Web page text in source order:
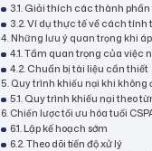
3.1. Giải thích các thành
3.2. Ví dụ thực tế về cách tính
4. Những lưu ý quan trọng khi
4.1. Tầm quan trọng của việc
4.2. Chuẩn bị tài liệu cần thiết
5. Quy trình khiếu nại khi không
5.1. Quy trình khiếu nại theo
6. Chiến lược tối ưu hóa tuổi
6.1. Lập kế hoạch sớm
6.2. Theo dõi tiến độ xử lý